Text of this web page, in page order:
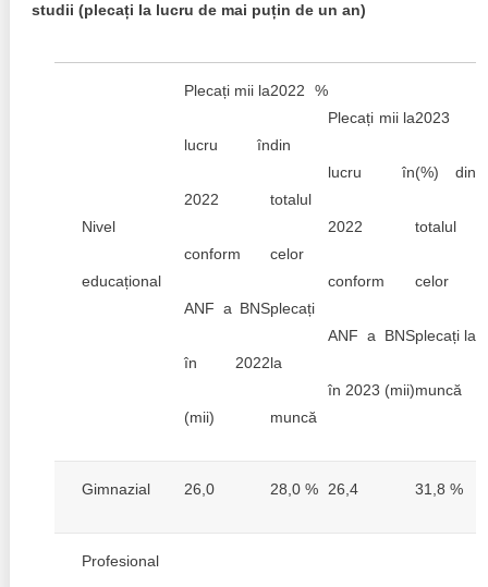
studii (plecați la lucru de mai puțin de un an)
Nivel
educațional
Plecați mii la
lucru în
2022
conform
ANF a BNS
în 2022
(mii)
2022 %
din
totalul
celor
plecați
la
muncă
Plecați mii la
lucru în
2022
conform
ANF a BNS
în 2023 (mii)
2023
(%) din
totalul
celor
plecați la
muncă
Gimnazial 26,0 28,0 % 26,4 31,8 %
Profesional